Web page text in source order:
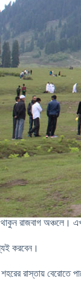
রাজবাগ অঞ্চলে।
করবেন।
শহরের রাস্তায়